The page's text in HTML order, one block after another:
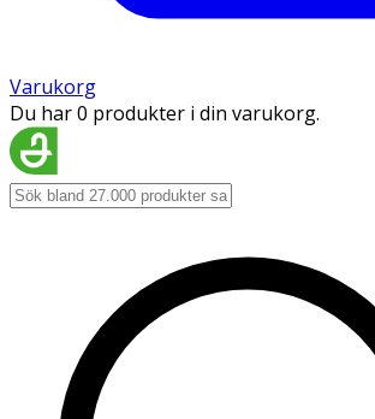
Varukorg
Du har 0 produkter i din varukorg.